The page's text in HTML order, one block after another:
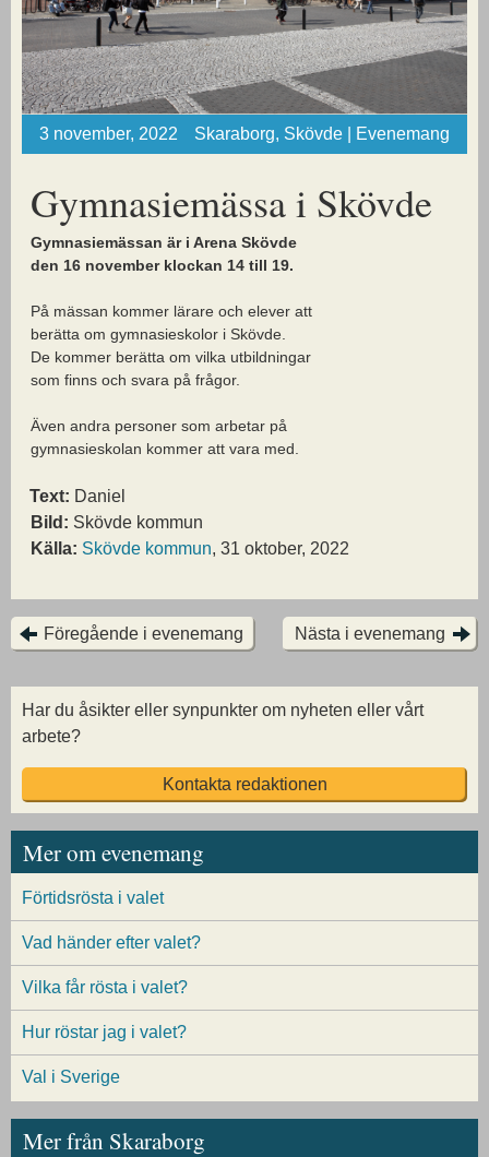
3 november, 2022 Skaraborg, Skövde | Evenemang
Gymnasiemässa i Skövde
Gymnasiemässan är i Arena Skövde
den 16 november klockan 14 till 19.
På mässan kommer lärare och elever att
berätta om gymnasieskolor i Skövde.
De kommer berätta om vilka utbildningar
som finns och svara på frågor.
Även andra personer som arbetar på
gymnasieskolan kommer att vara med.
Text: Daniel
Bild: Skövde kommun
Källa: Skövde kommun, 31 oktober, 2022
Föregående i evenemang Nästa i evenemang
Har du åsikter eller synpunkter om nyheten eller vårt
arbete?
Kontakta redaktionen
Mer om evenemang
Förtidsrösta i valet
Vad händer efter valet?
Vilka får rösta i valet?
Hur röstar jag i valet?
Val i Sverige
Mer från Skaraborg